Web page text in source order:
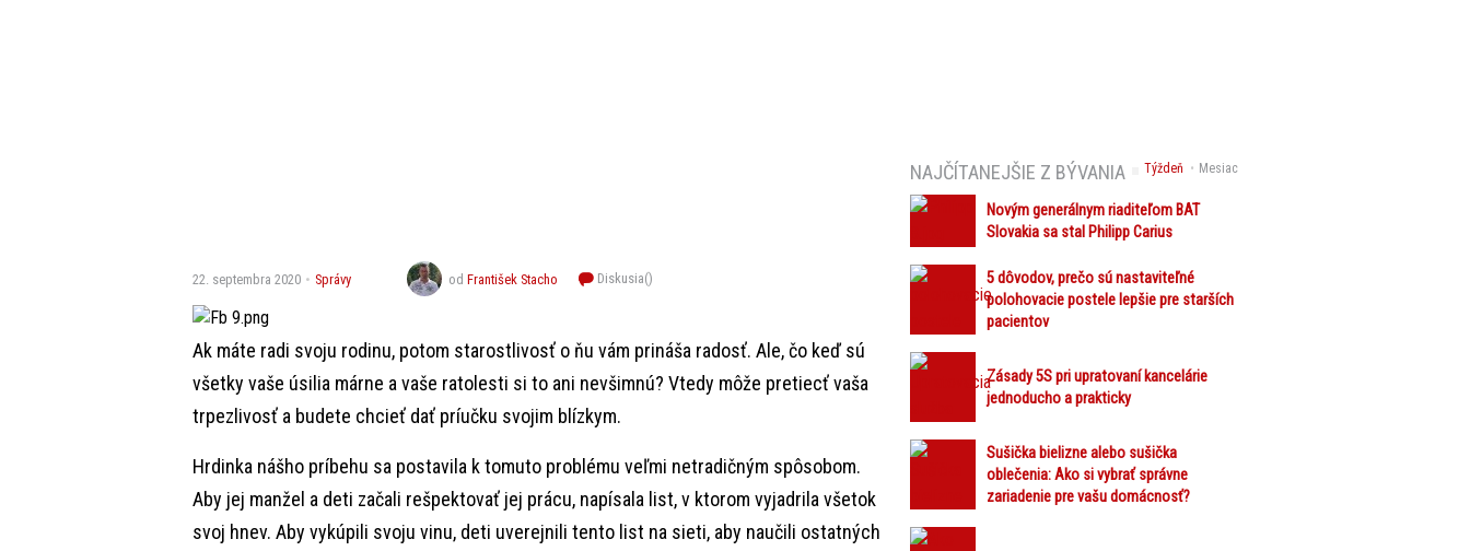
22. septembra 2020 Správy odFrantišek Stacho Diskusia()
Ak máte radi svoju rodinu, potom starostlivosť o ňu vám prináša radosť. Ale, čo keď sú
všetky vaše úsilia márne a vaše ratolesti si to ani nevšimnú? Vtedy môže pretiecť vaša
trpezlivosť a budete chcieť dať príučku svojim blízkym.
Hrdinka nášho príbehu sa postavila k tomuto problému veľmi netradičným spôsobom.
Aby jej manžel a deti začali rešpektovať jej prácu, napísala list, v ktorom vyjadrila všetok
svoj hnev. Aby vykúpili svoju vinu, deti uverejnili tento list na sieti, aby naučili ostatných
Týždeň Mesiac
NAJČÍTANEJŠIE Z BÝVANIA
Novým generálnym riaditeľom BAT
Slovakia sa stal Philipp Carius
5 dôvodov, prečo sú nastaviteľné
polohovacie postele lepšie pre starších
pacientov
Zásady 5S pri upratovaní kancelárie
jednoducho a prakticky
Sušička bielizne alebo sušička
oblečenia: Ako si vybrať správne
zariadenie pre vašu domácnosť?